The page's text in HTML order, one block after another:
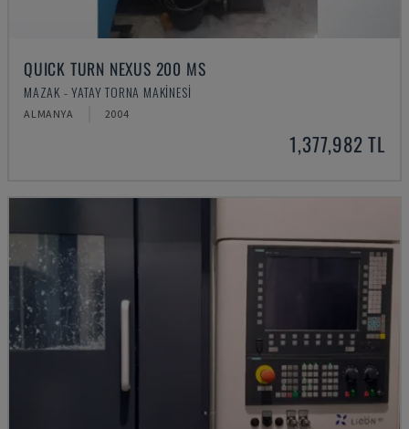
QUICK TURN NEXUS 200 MS
MAZAK - YATAY TORNA MAKINESI
ALMANYA 2004
1,377,982 TL